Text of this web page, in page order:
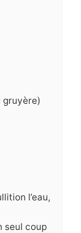
gruyère)
l’eau,
seul coup